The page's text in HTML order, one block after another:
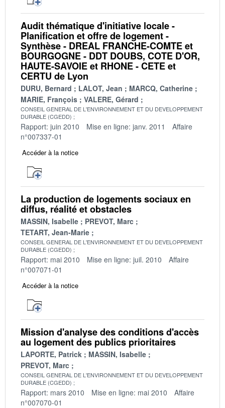
Audit thématique d'initiative locale -
Planification et offre de logement -
Synthèse - DREAL FRANCHE-COMTE et
BOURGOGNE - DDT DOUBS, COTE D'OR,
HAUTE-SAVOIE et RHONE - CETE et
CERTU de Lyon
DURU, Bernard LALOT, Jean
MARCQ, Catherine
MARIE, François
VALERE, Gérard
CONSEIL GENERAL DE L'ENVIRONNEMENT ET DU DEVELOPPEMENT
DURABLE (CGEDD)
Rapport: juin 2010 Mise en ligne: janv. 2011
Affaire
n°007337-01
Accéder à la notice
La production de logements sociaux en
diffus, réalité et obstacles
MASSIN, Isabelle
PREVOT, Marc
TETART, Jean-Marie
CONSEIL GENERAL DE L'ENVIRONNEMENT ET DU DEVELOPPEMENT
DURABLE (CGEDD)
Rapport: mai 2010 Mise en ligne: juil. 2010
Affaire
n°007071-01
Accéder à la notice
Mission d'analyse des conditions d'accès
au logement des publics prioritaires
LAPORTE, Patrick
MASSIN, Isabelle
PREVOT, Marc
CONSEIL GENERAL DE L'ENVIRONNEMENT ET DU DEVELOPPEMENT
DURABLE (CGEDD)
Rapport: mars 2010 Mise en ligne: mai 2010
Affaire
n°007070-01